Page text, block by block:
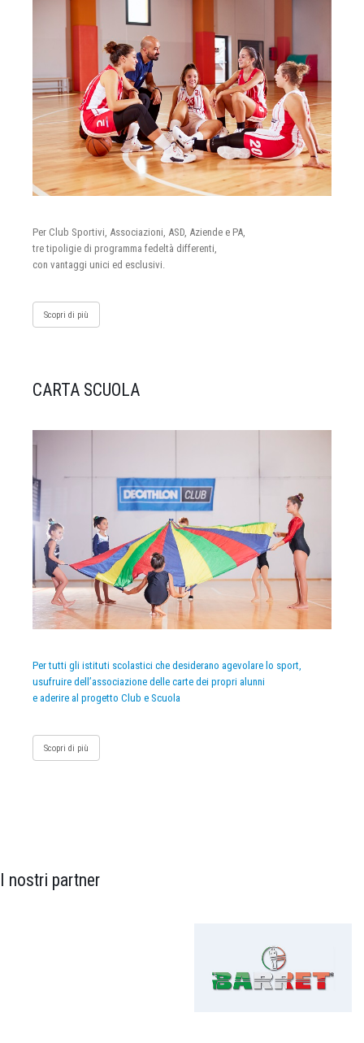
Per Club Sportivi, Associazioni, ASD, Aziende e PA,
tre tipoligie di programma fedeltà differenti,
con vantaggi unici ed esclusivi.
Scopri di più
CARTA SCUOLA
Per tutti gli istituti scolastici che desiderano agevolare lo sport,
usufruire dell’associazione delle carte dei propri alunni
e aderire al progetto Club e Scuola
Scopri di più
I nostri partner